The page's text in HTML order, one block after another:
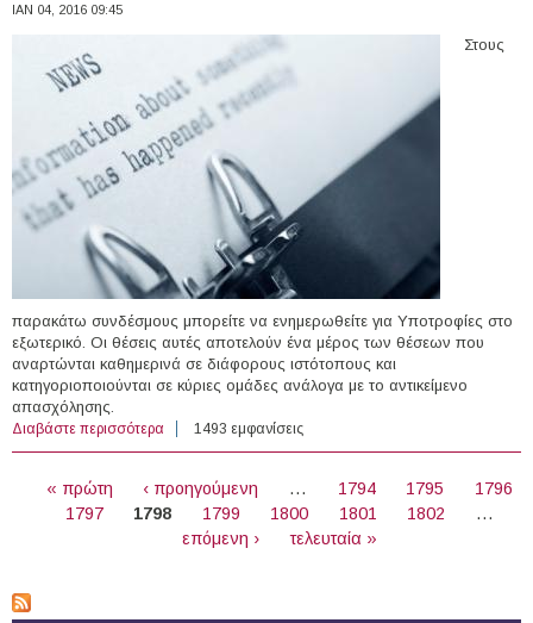
ΙΑΝ 04, 2016 09:45
Στους
παρακάτω συνδέσμους μπορείτε να ενημερωθείτε για Υποτροφίες στο
εξωτερικό. Οι θέσεις αυτές αποτελούν ένα μέρος των θέσεων που
αναρτώνται καθημερινά σε διάφορους ιστότοπους και
κατηγοριοποιούνται σε κύριες ομάδες ανάλογα με το αντικείμενο
απασχόλησης.
Διαβάστε περισσότερα για 13 Υποτροφίες στο εξωτερικό (04/01/2016)
1493 εμφανίσεις
« πρώτη ‹ προηγούμενη … 1794 1795
1796
1797
1798 1799 1800 1801 1802
…
επόμενη ›
τελευταία »